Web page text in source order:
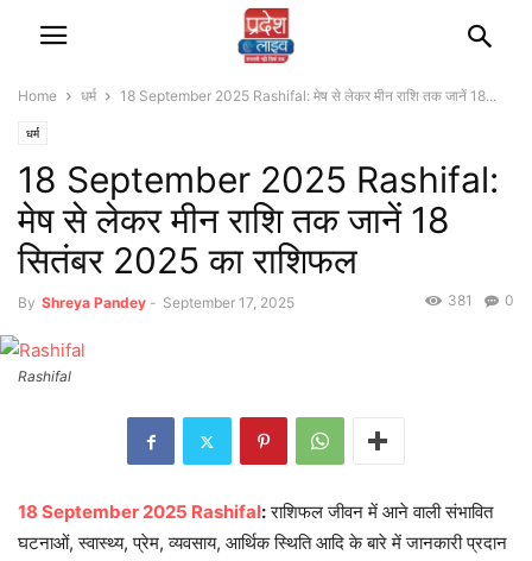
Home धर्म 18 September 2025 Rashifal: मेष से लेकर मीन राशि तक जानें 18...
धर्म
18 September 2025 Rashifal:
मेष से लेकर मीन राशि तक जानें 18
सितंबर 2025 का राशिफल
By Shreya Pandey - September 17, 2025 0
381
Rashifal
18 September 2025 Rashifal:राशिफल जीवन में आने वाली संभावित
घटनाओं, स्वास्थ्य, प्रेम, व्यवसाय, आर्थिक स्थिति आदि के बारे में जानकारी प्रदान